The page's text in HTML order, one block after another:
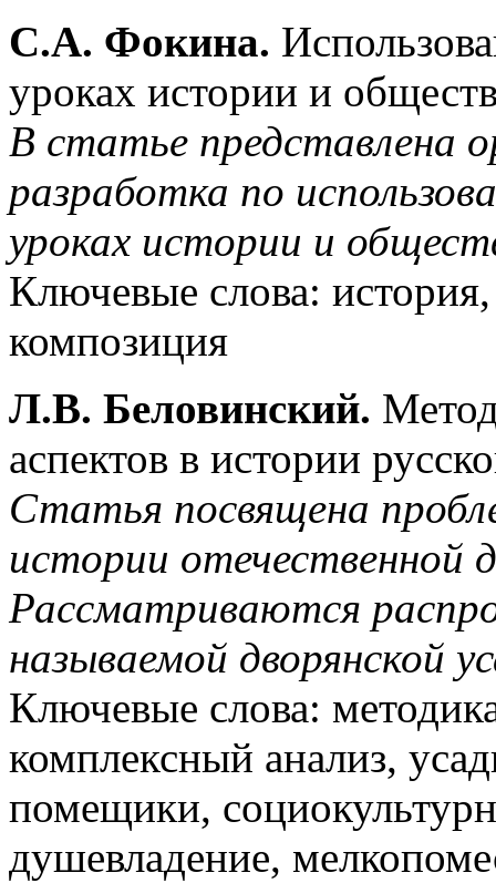
С.А. Фокина.
уроках истории и
В статье представлена
разработка по
уроках истории и
Ключевые слова:
композиция
Л.В. Беловинский.
аспектов в истории
Статья посвящена
истории отечественной
Рассматриваются
называемой дворянской
Ключевые слова:
комплексный анализ,
помещики,
душевладение,